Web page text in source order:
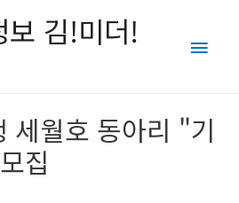
보 김!미더!
Main
세월호 동아리 "기
집